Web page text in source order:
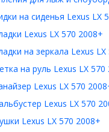
на сиденья Lexus LX
Lexus LX 570 2008+
на зеркала Lexus
на руль Lexus LX 570
Lexus LX 570
Lexus LX 570
Lexus LX 570 2008+